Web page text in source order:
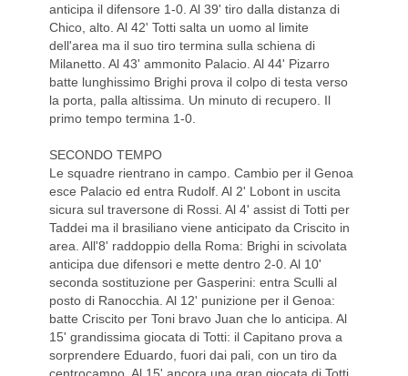
anticipa il difensore 1-0. Al 39' tiro dalla distanza di
Chico, alto. Al 42' Totti salta un uomo al limite
dell'area ma il suo tiro termina sulla schiena di
Milanetto. Al 43' ammonito Palacio. Al 44' Pizarro
batte lunghissimo Brighi prova il colpo di testa verso
la porta, palla altissima. Un minuto di recupero. Il
primo tempo termina 1-0.
SECONDO TEMPO
Le squadre rientrano in campo. Cambio per il Genoa
esce Palacio ed entra Rudolf. Al 2' Lobont in uscita
sicura sul traversone di Rossi. Al 4' assist di Totti per
Taddei ma il brasiliano viene anticipato da Criscito in
area. All'8' raddoppio della Roma: Brighi in scivolata
anticipa due difensori e mette dentro 2-0. Al 10'
seconda sostituzione per Gasperini: entra Sculli al
posto di Ranocchia. Al 12' punizione per il Genoa:
batte Criscito per Toni bravo Juan che lo anticipa. Al
15' grandissima giocata di Totti: il Capitano prova a
sorprendere Eduardo, fuori dai pali, con un tiro da